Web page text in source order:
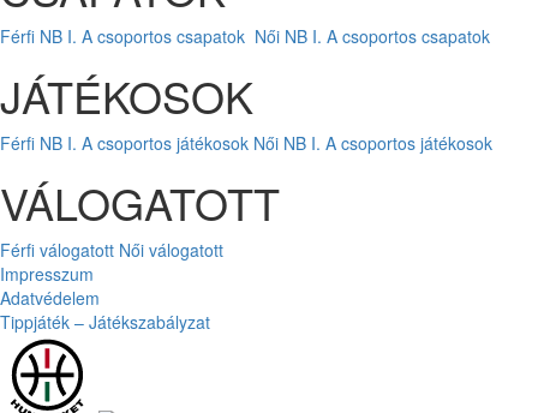
Férfi NB I. A csoportos csapatok Női NB I. A csoportos csapatok
JÁTÉKOSOK
Férfi NB I. A csoportos játékosok Női NB I. A csoportos játékosok
VÁLOGATOTT
Férfi válogatott Női válogatott
Impresszum
Adatvédelem
Tippjáték – Játékszabályzat